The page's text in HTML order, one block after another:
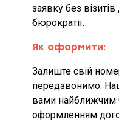
Вид,
його в
заявку без
бюрократії.
Як оформити:
Залиште свій
передзвонимо.
вами найближчим
оформленням